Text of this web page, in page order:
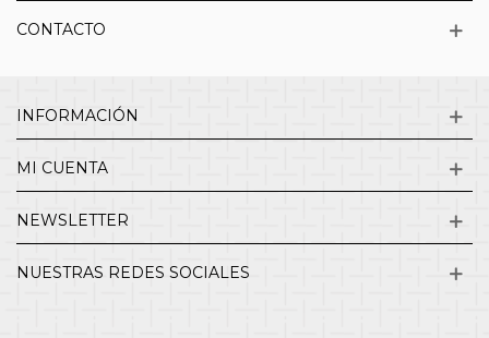
CONTACTO
INFORMACIÓN
MI CUENTA
NEWSLETTER
NUESTRAS REDES SOCIALES